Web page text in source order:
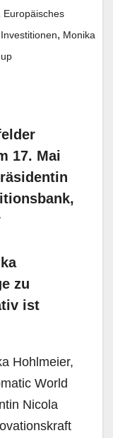
Europäisches
Investitionen, Monika
17. Mai
zu
ist